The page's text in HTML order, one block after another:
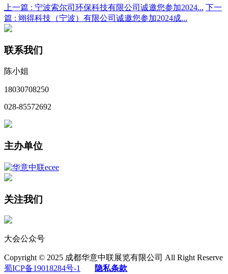
上一篇 : 宁波索尔司环保科技有限公司诚邀您参加2024... 下一
篇 : 翊得科技（宁波）有限公司诚邀您参加2024成...
联系我们
陈小姐
18030708250
028-85572692
主办单位
关注我们
大会公众号
Copyright © 2025 成都华意中联展览有限公司 All Right Reserve
蜀ICP备19018284号-1
隐私条款